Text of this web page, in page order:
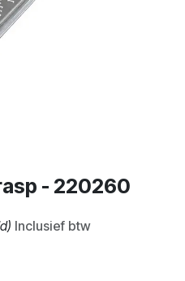
- 220260
Inclusief btw